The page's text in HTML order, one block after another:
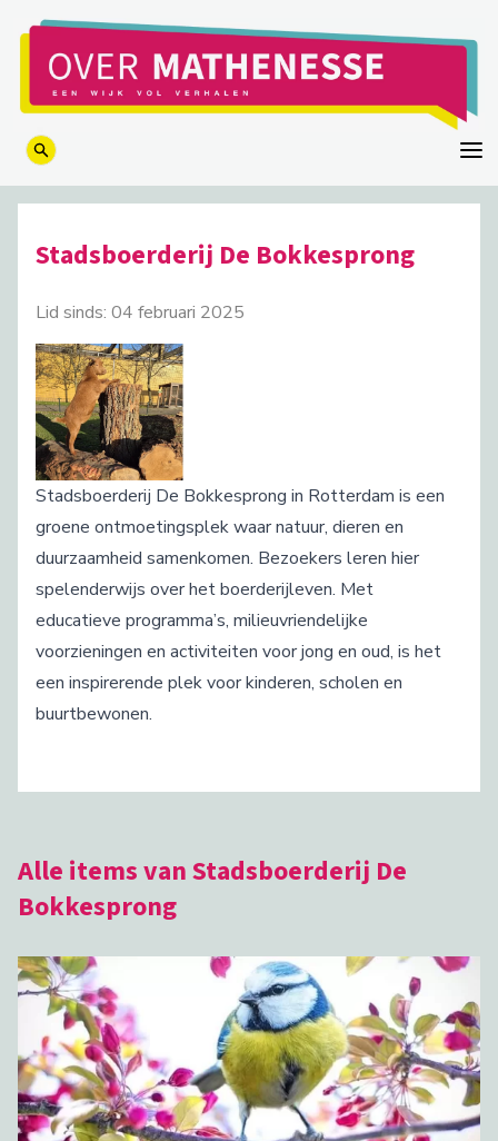
Stadsboerderij De Bokkesprong
Lid sinds: 04 februari 2025
Stadsboerderij De Bokkesprong in Rotterdam is een
groene ontmoetingsplek waar natuur, dieren en
duurzaamheid samenkomen. Bezoekers leren hier
spelenderwijs over het boerderijleven. Met
educatieve programma’s, milieuvriendelijke
voorzieningen en activiteiten voor jong en oud, is het
een inspirerende plek voor kinderen, scholen en
buurtbewonen.
Alle items van Stadsboerderij De
Bokkesprong